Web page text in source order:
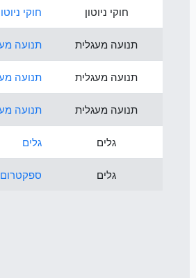
חוקי ניוטון חוקי
תנועה מעגלית תנועה
תנועה מעגלית תנועה
תנועה מעגלית תנועה
גלים גלים
גלים